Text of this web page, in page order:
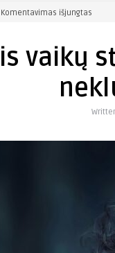
Komentavimas išjungtas
staiga
būti
vaikų